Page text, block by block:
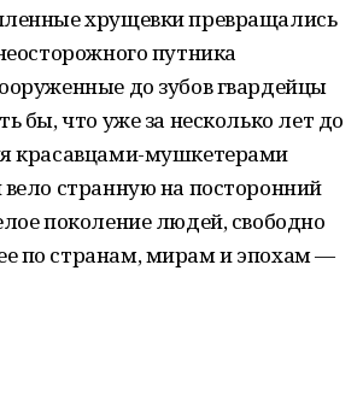
хрущевки превращались
путника
до зубов гвардейцы
бы, что уже за несколько лет до
красавцами-мушкетерами
вело странную на посторонний
поколение людей, свободно
по странам, мирам и эпохам —